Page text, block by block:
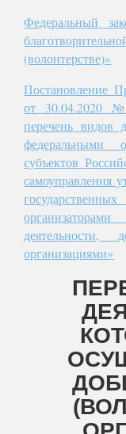
Федеральный
(волонтерстве)»
Постановление
от 30.04.2020
перечень видов
федеральными
субъектов
самоуправления
деятельности,
организациями»